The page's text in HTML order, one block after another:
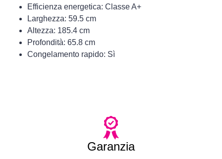
Efficienza energetica: Classe A+
Larghezza: 59.5 cm
Altezza: 185.4 cm
Profondità: 65.8 cm
Congelamento rapido: Sì
Garanzia